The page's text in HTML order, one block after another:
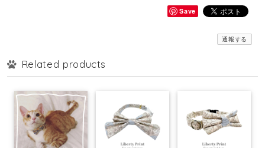
Save
通報する
Related products